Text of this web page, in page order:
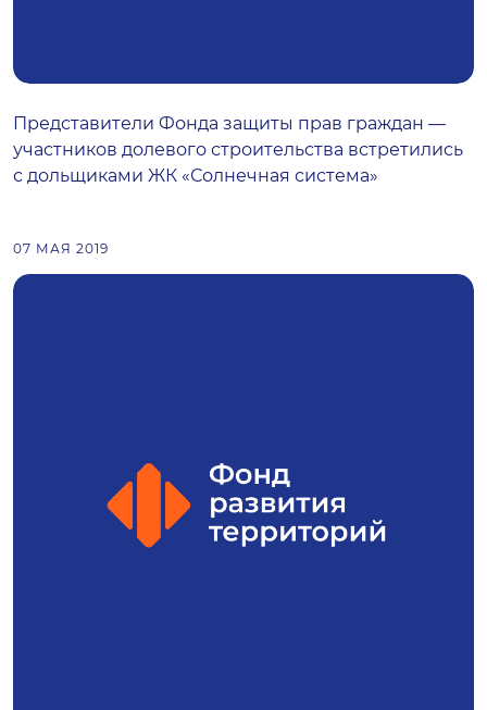
Представители Фонда защиты прав граждан —
участников долевого строительства встретились
с дольщиками ЖК «Солнечная система»
07 МАЯ 2019